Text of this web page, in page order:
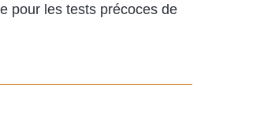
pour les tests précoces de